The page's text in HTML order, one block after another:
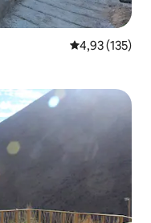
Évaluation
4,93 (135)